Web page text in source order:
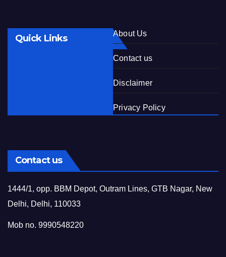
Quick Links About Us
Contact us
Disclaimer
Privacy Policy
Contact us
1444/1, opp. BBM Depot, Outram Lines, GTB Nagar, New
Delhi, Delhi, 110033
Mob no. 9990548220